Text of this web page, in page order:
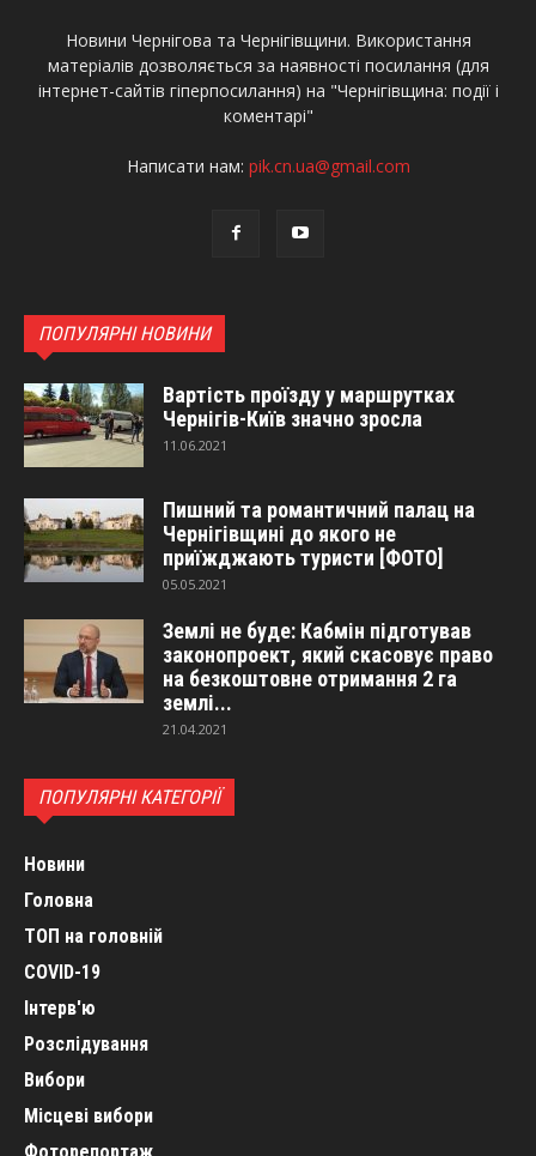
Новини Чернігова та Чернігівщини. Використання
матеріалів дозволяється за наявності посилання (для
інтернет-сайтів гіперпосилання) на "Чернігівщина: події і
коментарі"
Написати нам: pik.cn.ua@gmail.com
ПОПУЛЯРНІ НОВИНИ
Вартість проїзду у маршрутках
Чернігів-Київ значно зросла
11.06.2021
Пишний та романтичний палац на
Чернігівщині до якого не
приїжджають туристи [ФОТО]
05.05.2021
Землі не буде: Кабмін підготував
законопроект, який скасовує право
на безкоштовне отримання 2 га
землі...
21.04.2021
ПОПУЛЯРНІ КАТЕГОРІЇ
Новини
Головна
ТОП на головній
COVID-19
Інтерв'ю
Розслідування
Вибори
Місцеві вибори
Фоторепортаж